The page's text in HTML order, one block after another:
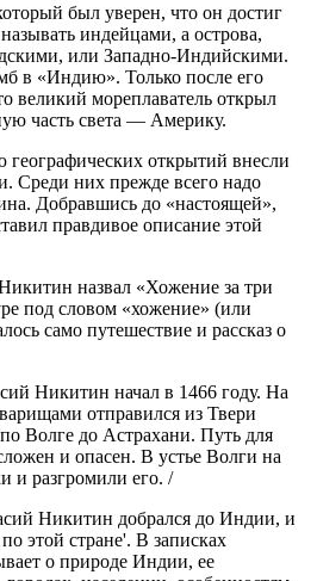
был уверен, что он достиг
индейцами, а острова,
или Западно-Индийскими.
в «Индию». Только после его
великий мореплаватель открыл
часть света — Америку.
открытий внесли
Среди них прежде всего надо
Добравшись до «настоящей»,
правдивое описание этой
назвал «Хожение за три
под словом «хожение» (или
само путешествие и рассказ о
Никитин начал в 1466 году. На
отправился из Твери
Волге до Астрахани. Путь для
и опасен. В устье Волги на
и разгромили его. /
Никитин добрался до Индии, и
этой стране'. В записках
о природе Индии, ее